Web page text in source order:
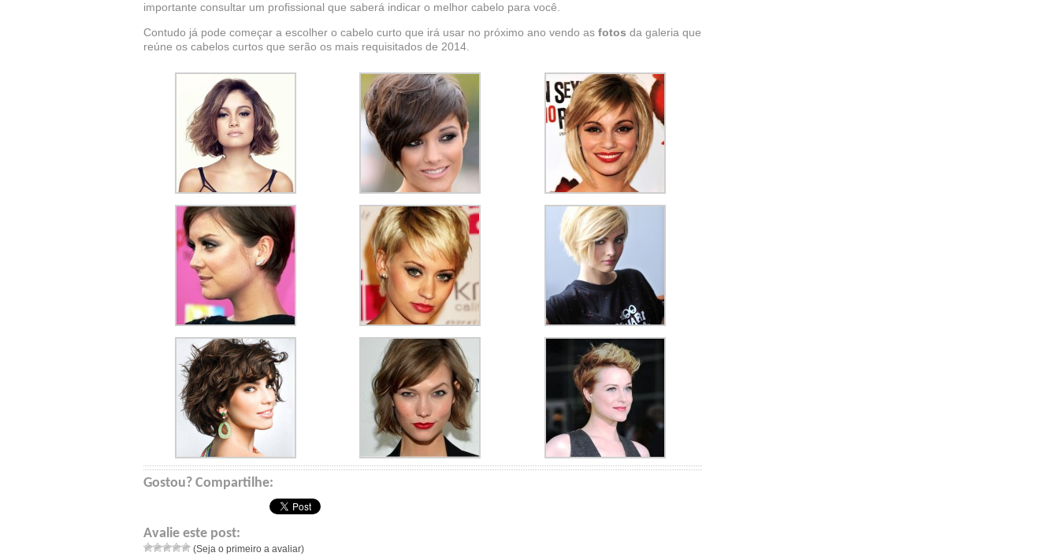
importante consultar um profissional que saberá indicar o melhor cabelo para você.
Contudo já pode começar a escolher o cabelo curto que irá usar no próximo ano vendo as fotos da galeria que
reúne os cabelos curtos que serão os mais requisitados de 2014.
Gostou? Compartilhe:
Avalie este post:
(Seja o primeiro a avaliar)